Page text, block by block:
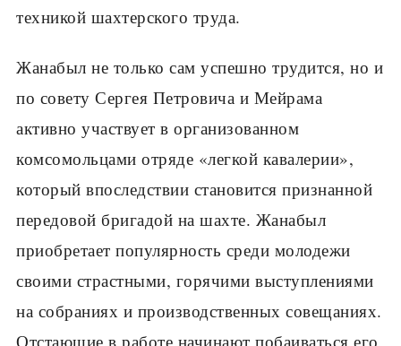
техникой шахтерского труда.
Жанабыл не только сам успешно трудится, но и
по совету Сергея Петровича и Мейрама
активно участвует в организованном
комсомольцами отряде «легкой кавалерии»,
который впоследствии становится признанной
передовой бригадой на шахте. Жанабыл
приобретает популярность среди молодежи
своими страстными, горячими выступлениями
на собраниях и производственных совещаниях.
Отстающие в работе начинают побаиваться его